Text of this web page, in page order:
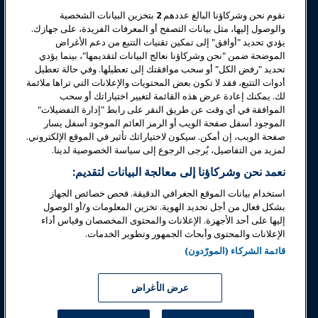
تعليم
السلامة والأمان
الدعوة
البحوث والتقارير
حول IAAPA
شركاء
Copyright © 2026 الجمعية الدولية للحدائق الترفيهية والمعالم. جميع
الحقوق محفوظة.
سياسة الخصوصية
إشعار الترجمة
نقوم نحن وشركاؤنا البالغ عددهم 2 بتخزين البيانات الشخصية
والوصول إليها، مثل بيانات التصفح أو المعرفات الفريدة، على جهازك.
يؤدي تحديد "أوافق" إلى تمكين تقنيات التتبع من دعم الأغراض
الموضحة ضمن "نحن وشركاؤنا نعالج البيانات لتقديمها"، بينما يؤدي
تحديد "رفض الكل" أو سحب موافقتك إلى تعطيلها. وفي حالة تعطيل
أدوات التتبع، فقد لا تكون بعض المحتويات والإعلانات التي تراها ملائمة
لك. يمكنك إعادة عرض هذه القائمة لتغيير اختياراتك أو سحب
الموافقة في أي وقت عن طريق النقر على رابط "إدارة التفضيلات"
الموجود أسفل صفحة الويب أو الرمز العائم الموجود أسفل يسار
صفحة الويب، إن أمكن. سيكون لاختياراتك تأثير في الموقع الإلكتروني.
لمزيد من التفاصيل، يُرجى الرجوع إلى سياسة الخصوصية لدينا.
نعمد نحن وشركاؤنا إلى معالجة البيانات لتقديم:
استخدام بيانات الموقع الجغرافي الدقيقة. فحص خصائص الجهاز
بشكل فعال من أجل تحديد الهوية. تخزين المعلومات و/أو الوصول
إليها على أحد الأجهزة. الإعلانات والمحتوى المخصصان وقياس أداء
الإعلانات والمحتوى وأبحاث الجمهور وتطوير الخدمات.
قائمة الشركاء (المورّدون)
عرض الأغراض